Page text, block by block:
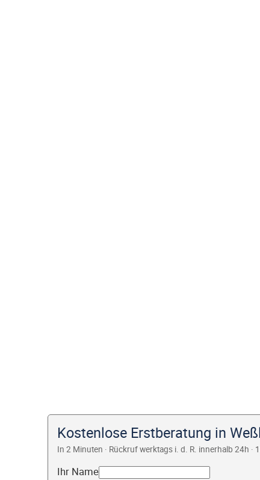
Kostenlose Erstberatung in
In 2 Minuten · Rückruf werktags i. d. R. innerhalb 24h ·
Ihr Name